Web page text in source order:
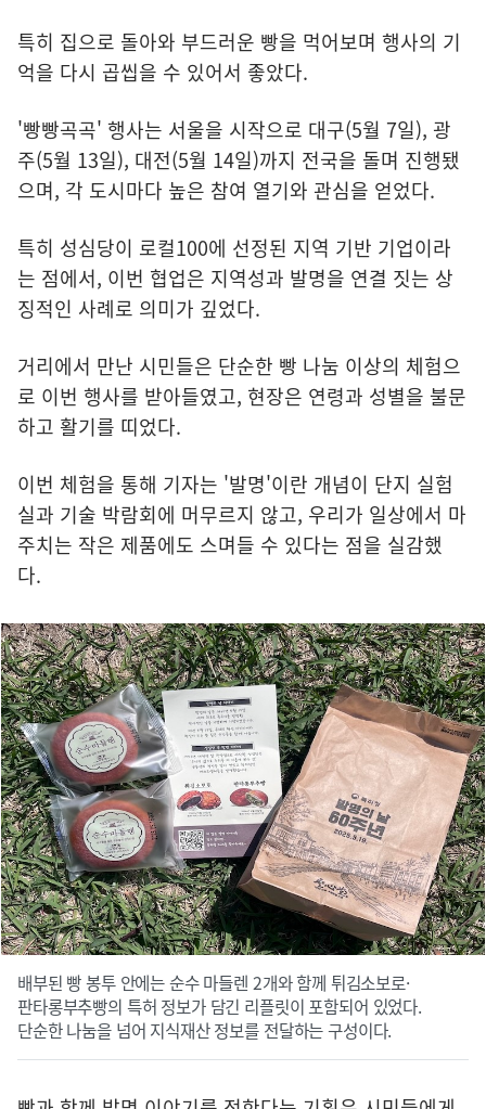
특히 집으로 돌아와 부드러운 빵을 먹어보며 행사의 기
억을 다시 곱씹을 수 있어서 좋았다.
'빵빵곡곡' 행사는 서울을 시작으로 대구(5월 7일), 광
주(5월 13일), 대전(5월 14일)까지 전국을 돌며 진행됐
으며, 각 도시마다 높은 참여 열기와 관심을 얻었다.
특히 성심당이 로컬100에 선정된 지역 기반 기업이라
는 점에서, 이번 협업은 지역성과 발명을 연결 짓는 상
징적인 사례로 의미가 깊었다.
거리에서 만난 시민들은 단순한 빵 나눔 이상의 체험으
로 이번 행사를 받아들였고, 현장은 연령과 성별을 불문
하고 활기를 띠었다.
이번 체험을 통해 기자는 '발명'이란 개념이 단지 실험
실과 기술 박람회에 머무르지 않고, 우리가 일상에서 마
주치는 작은 제품에도 스며들 수 있다는 점을 실감했
다.
배부된 빵 봉투 안에는 순수 마들렌 2개와 함께 튀김소보로·
판타롱부추빵의 특허 정보가 담긴 리플릿이 포함되어 있었다.
단순한 나눔을 넘어 지식재산 정보를 전달하는 구성이다.